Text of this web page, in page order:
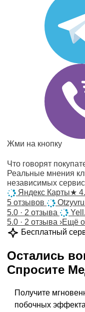
Жми на кнопку
Что говорят
Реальные мнения
независимых
Яндекс Карты★
5 отзывов
5.0 · 2 отзыва
5.0 · 2 отзыва ›Ещё
Бесплатный
Остались
Спросите
Получите
побочных